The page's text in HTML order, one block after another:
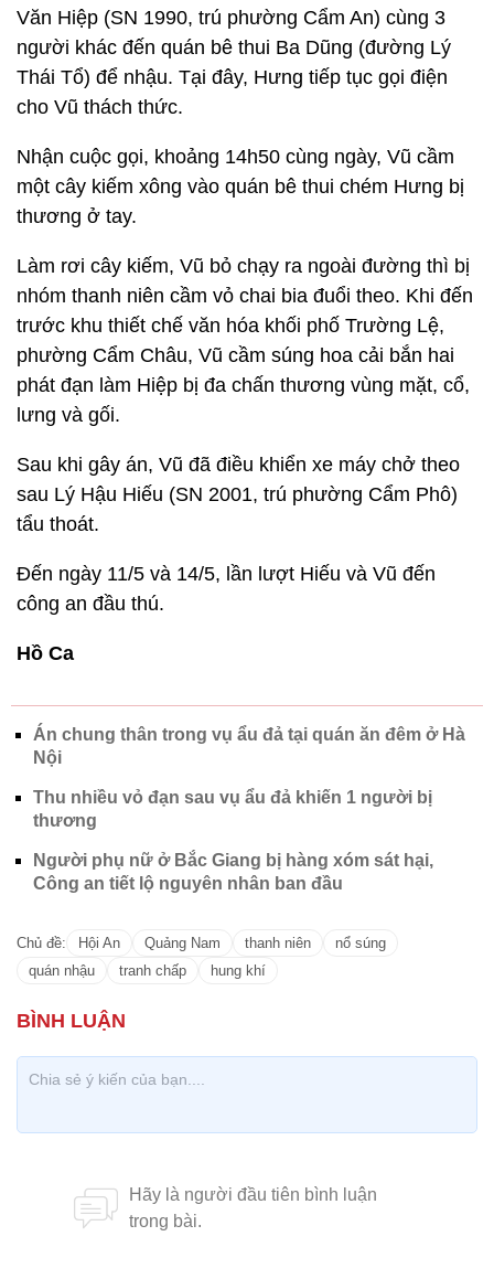
Văn Hiệp (SN 1990, trú phường Cẩm An) cùng 3
người khác đến quán bê thui Ba Dũng (đường Lý
Thái Tổ) để nhậu. Tại đây, Hưng tiếp tục gọi điện
cho Vũ thách thức.
Nhận cuộc gọi, khoảng 14h50 cùng ngày, Vũ cầm
một cây kiếm xông vào quán bê thui chém Hưng bị
thương ở tay.
Làm rơi cây kiếm, Vũ bỏ chạy ra ngoài đường thì bị
nhóm thanh niên cầm vỏ chai bia đuổi theo. Khi đến
trước khu thiết chế văn hóa khối phố Trường Lệ,
phường Cẩm Châu, Vũ cầm súng hoa cải bắn hai
phát đạn làm Hiệp bị đa chấn thương vùng mặt, cổ,
lưng và gối.
Sau khi gây án, Vũ đã điều khiển xe máy chở theo
sau Lý Hậu Hiếu (SN 2001, trú phường Cẩm Phô)
tẩu thoát.
Đến ngày 11/5 và 14/5, lần lượt Hiếu và Vũ đến
công an đầu thú.
Hồ Ca
Án chung thân trong vụ ẩu đả tại quán ăn đêm ở Hà
Nội
Thu nhiều vỏ đạn sau vụ ẩu đả khiến 1 người bị
thương
Người phụ nữ ở Bắc Giang bị hàng xóm sát hại,
Công an tiết lộ nguyên nhân ban đầu
Chủ đề: Hội An Quảng Nam thanh niên
nổ súng
quán nhậu
tranh chấp hung khí